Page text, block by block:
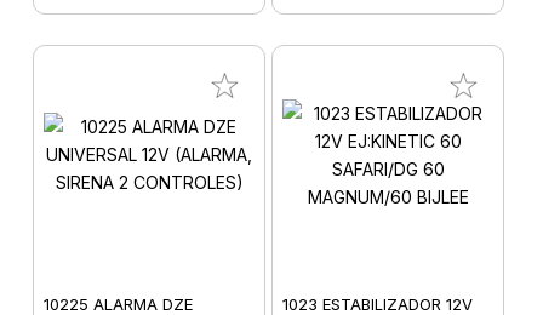
10225 ALARMA DZE
1023 ESTABILIZADOR 12V